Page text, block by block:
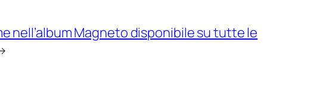
nell’album Magneto disponibile su tutte le